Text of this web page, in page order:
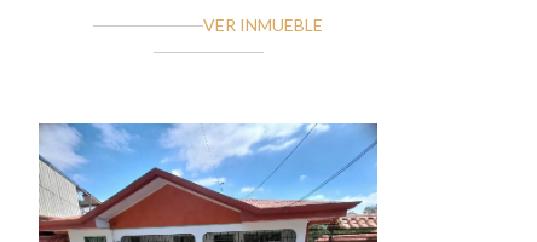
VER INMUEBLE